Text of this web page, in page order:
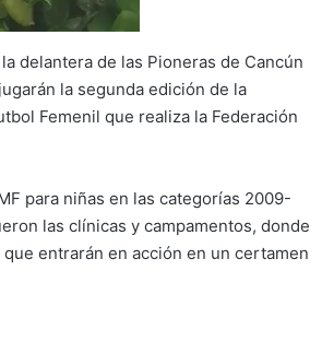
delantera de las Pioneras de Cancún
la segunda edición de la
Femenil que realiza la Federación
para niñas en las categorías 2009-
las clínicas y campamentos, donde
entrarán en acción en un certamen